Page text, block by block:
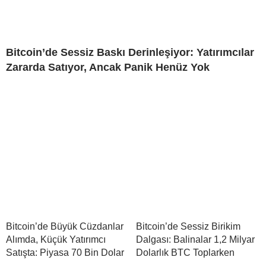
Bitcoin’de Sessiz Baskı Derinleşiyor: Yatırımcılar
Zararda Satıyor, Ancak Panik Henüz Yok
Bitcoin’de Büyük Cüzdanlar
Alımda, Küçük Yatırımcı
Satışta: Piyasa 70 Bin Dolar
Bitcoin’de Sessiz Birikim
Dalgası: Balinalar 1,2 Milyar
Dolarlık BTC Toplarken